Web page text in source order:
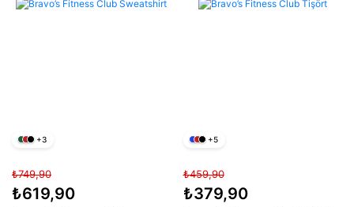
+3
₺749,90
₺619,90
+5
₺459,90
₺379,90